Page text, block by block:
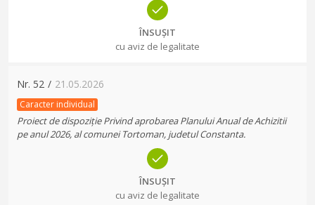
ÎNSUȘIT
cu aviz de legalitate
Nr. 52 / 21.05.2026
Caracter individual
Proiect de dispoziție Privind aprobarea Planului Anual de Achizitii
pe anul 2026, al comunei Tortoman, judetul Constanta.
ÎNSUȘIT
cu aviz de legalitate